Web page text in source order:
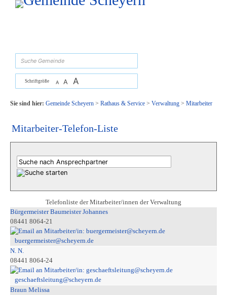
Zum Inhalt, zur Navigationoder zur Startseite springen.
Schriftgröße A A A
Sie sind hier: Gemeinde Scheyern> Rathaus & Service> Verwaltung> Mitarbeiter
Mitarbeiter-Telefon-Liste
Telefonliste der Mitarbeiter/innen der Verwaltung
Bürgermeister Baumeister Johannes
08441 8064-21
buergermeister@scheyern.de
N. N.
08441 8064-24
geschaeftsleitung@scheyern.de
Braun Melissa